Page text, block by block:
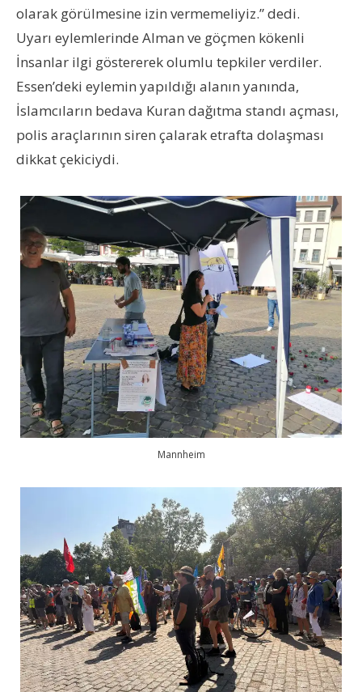
olarak görülmesine izin vermemeliyiz.” dedi.
Uyarı eylemlerinde Alman ve göçmen kökenli
İnsanlar ilgi göstererek olumlu tepkiler verdiler.
Essen’deki eylemin yapıldığı alanın yanında,
İslamcıların bedava Kuran dağıtma standı açması,
polis araçlarının siren çalarak etrafta dolaşması
dikkat çekiciydi.
Mannheim